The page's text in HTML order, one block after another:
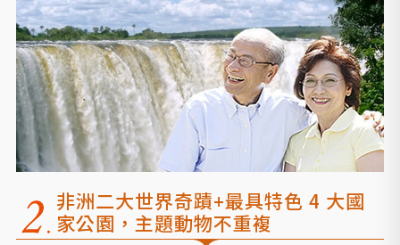
非洲二大世界奇蹟+最具特色 4 大國
家公園，主題動物不重複